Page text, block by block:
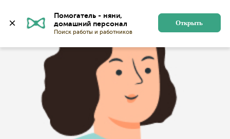
Помогатель - няни,
Поиск работы и работников
Открыть